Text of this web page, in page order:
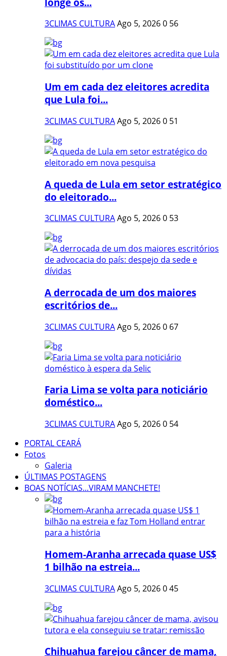
3CLIMAS CULTURAAgo 5, 20260 56
Um em cada dez eleitores acredita
que Lula foi...
3CLIMAS CULTURAAgo 5, 20260 51
A queda de Lula em setor estratégico
do eleitorado...
3CLIMAS CULTURAAgo 5, 20260 53
A derrocada de um dos maiores
escritórios de...
3CLIMAS CULTURAAgo 5, 20260 67
Faria Lima se volta para noticiário
doméstico...
3CLIMAS CULTURAAgo 5, 20260 54
PORTAL CEARÁ
Fotos
Galeria
ÚLTIMAS POSTAGENS
BOAS NOTÍCIAS...VIRAM MANCHETE!
Homem-Aranha arrecada quase US$
1 bilhão na estreia...
3CLIMAS CULTURAAgo 5, 2026045
Chihuahua farejou câncer de mama,